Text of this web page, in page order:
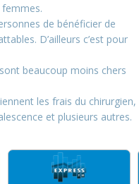
de bénéficier de
D’ailleurs c’est pour
beaucoup moins chers
les frais du chirurgien,
et plusieurs autres.